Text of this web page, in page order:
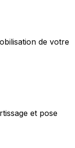
de votre
et pose